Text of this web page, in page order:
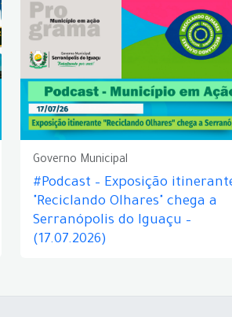
Governo Municipal
#Podcast – Exposição
"Reciclando Olhares" chega a
Serranópolis do Iguaçu –
(17.07.2026)